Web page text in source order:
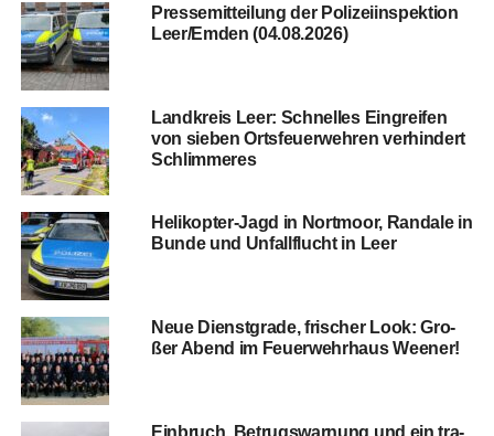
Pres­se­mit­tei­lung der Poli­zei­in­spek­ti­on
Leer/Emden (04.08.2026)
Land­kreis Leer: Schnel­les Ein­grei­fen
von sie­ben Orts­feu­er­weh­ren ver­hin­dert
Schlimmeres
Heli­ko­pter-Jagd in Nort­moor, Ran­da­le in
Bun­de und Unfall­flucht in Leer
Neue Dienst­gra­de, fri­scher Look: Gro­
ßer Abend im Feu­er­wehr­haus Weener!